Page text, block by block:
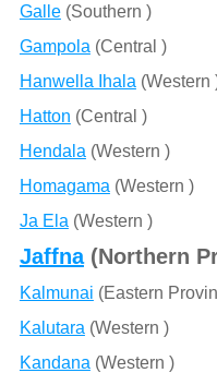
Galle(Southern )
Gampola (Central )
Hanwella Ihala (Western
Hatton (Central )
Hendala (Western )
Homagama (Western )
Ja Ela (Western )
Jaffna(Northern
Kalmunai (Eastern
Kalutara (Western )
Kandana (Western )